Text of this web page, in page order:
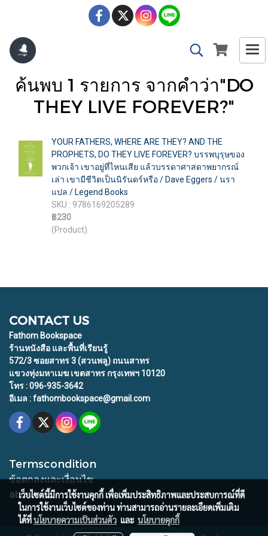
ค้นพบ 1 รายการ จากคำว่า"DO
THEY LIVE FOREVER?"
YOUR FATHERS, WHERE ARE THEY? AND THE
PROPHETS, DO THEY LIVE FOREVER? บรรพบุรุษของ
พวกเจ้า เขาอยู่ที่ไหนเสีย แล้วบรรดาศาสดาพยากรณ์
เล่า เขามีชีวิตเป็นนิรันดร์หรือ / Dave Eggers / นรา
แปล / Legend Books
SKU : 9786169205289
฿230
(Product)
CONTACT US
Fathom Bookspace
ร้านหนังสือ และพื้นที่เรียนรู้
572/3 ซอยสาทร 3 (สวนพลู) ถนนสาทร
แขวงทุ่งมหาเมฆ เขตสาทร กรุงเทพฯ 10120
โทร : 096-935-3642
อีเมล : fathombookspace@gmail.com
Termscondition
ข้อตกลงและเงื่อนไข
about us
เว็บไซต์นี้มีการใช้งานคุกกี้ เพื่อเพิ่มประสิทธิภาพและประสบการณ์ที่ดี
ในการใช้งานเว็บไซต์ของท่าน ท่านสามารถอ่านรายละเอียดเพิ่มเติม
ได้ที่นโยบายความเป็นส่วนตัว และ นโยบายคุกกี้